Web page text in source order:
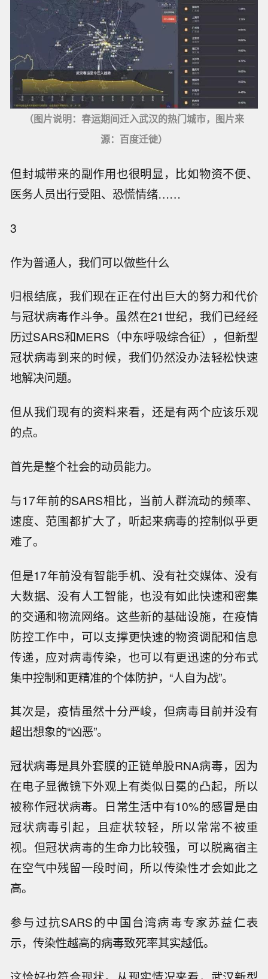
（图片说明：春运期间迁入武汉的热门城市，图片来
源：百度迁徙）
但封城带来的副作用也很明显，比如物资不便、
医务人员出行受阻、恐慌情绪……
3
作为普通人，我们可以做些什么
归根结底，我们现在正在付出巨大的努力和代价
与冠状病毒作斗争。虽然在21世纪，我们已经经
历过SARS和MERS（中东呼吸综合征），但新型
冠状病毒到来的时候，我们仍然没办法轻松快速
地解决问题。
但从我们现有的资料来看，还是有两个应该乐观
的点。
首先是整个社会的动员能力。
与17年前的SARS相比，当前人群流动的频率、
速度、范围都扩大了，听起来病毒的控制似乎更
难了。
但是17年前没有智能手机、没有社交媒体、没有
大数据、没有人工智能，也没有如此快速和密集
的交通和物流网络。这些新的基础设施，在疫情
防控工作中，可以支撑更快速的物资调配和信息
传递，应对病毒传染，也可以有更迅速的分布式
集中控制和更精准的个体防护，“人自为战”。
其次是，疫情虽然十分严峻，但病毒目前并没有
超出想象的“凶恶”。
冠状病毒是具外套膜的正链单股RNA病毒，因为
在电子显微镜下外观上有类似日冕的凸起，所以
被称作冠状病毒。日常生活中有10%的感冒是由
冠状病毒引起，且症状较轻，所以常常不被重
视。但冠状病毒的生命力比较强，可以脱离宿主
在空气中残留一段时间，所以传染性才会如此之
高。
参与过抗SARS的中国台湾病毒专家苏益仁表
示，传染性越高的病毒致死率其实越低。